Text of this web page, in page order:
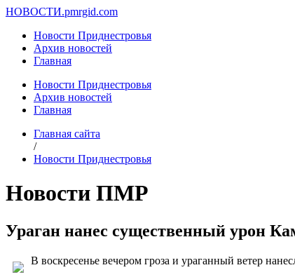
НОВОСТИ.pmrgid.com
Новости Приднестровья
Архив новостей
Главная
Новости Приднестровья
Архив новостей
Главная
Главная сайта
/
Новости Приднестровья
Новости ПМР
Ураган нанес существенный урон
В воскресенье вечером гроза и ураганный ветер